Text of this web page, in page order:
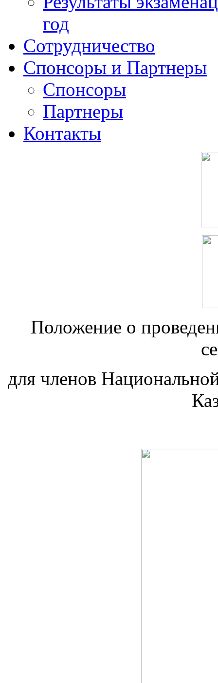
год
Сотрудничество
Спонсоры и Партнеры
Спонсоры
Партнеры
Контакты
Положение о
для членов